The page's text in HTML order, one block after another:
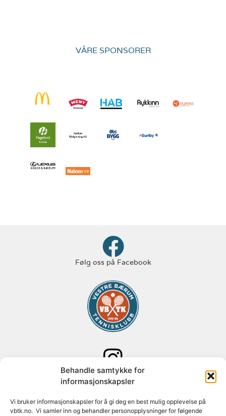
Behandle samtykke for
informasjonskapsler
Vi bruker informasjonskapsler for å gi deg en best mulig opplevelse på
vbtk.no. Vi samler inn og behandler personopplysninger for følgende
VÅRE SPONSORER
Følg oss på Facebook
Følg oss på Instagram
Adresse: Paal Bergs vei 125
1348 Rykkinn